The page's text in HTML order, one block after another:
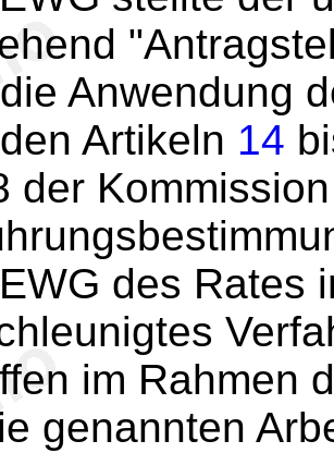
Anwendung
Artikeln 14
der
des Rates
im Rahmen
genannten